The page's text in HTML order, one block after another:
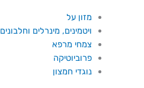
מזון על
ויטמינים, מינרלים וחלבונים
צמחי מרפא
פרוביוטיקה
נוגדי חמצון